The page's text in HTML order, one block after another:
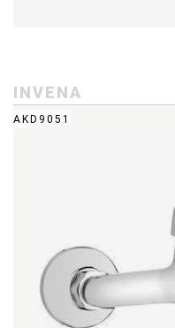
INVENA
AKD9051